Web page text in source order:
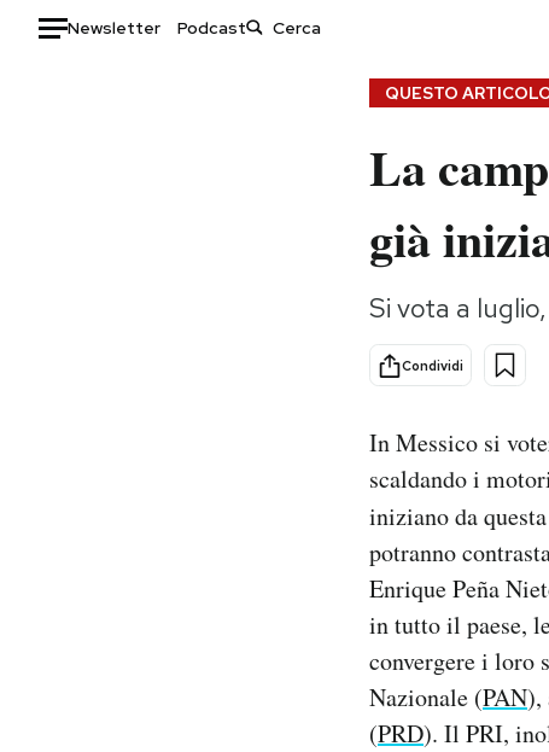
Newsletter Podcast
Consumismi
Storie/Idee
Ok Boomer!
Altrecose
Mondiali calcio 2026
QUESTO
La
già
Si vota a
Condividi
In Messico si
scaldando i
iniziano da
potranno
Enrique Peña
in tutto il paese,
convergere i loro
Nazionale (PAN),
(PRD). Il PRI,